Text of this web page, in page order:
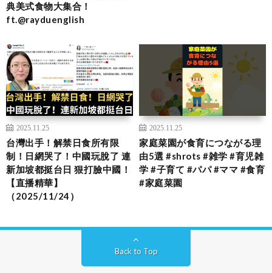
典美式食物大集合！
ft.@rayduenglish
2025.11.25
台灣出手！解禁日食所有限
制！日網哭了！中國玩脫了 連
新加坡都挺台日 狠打臉中國！
【直播精華】
（2025/11/24）
2025.11.25
家庭菜園が食育につながる理
由5選 #shrots #雑学 #育児雑
学 #子育て #パパ #ママ #食育
#家庭菜園
Back to Top